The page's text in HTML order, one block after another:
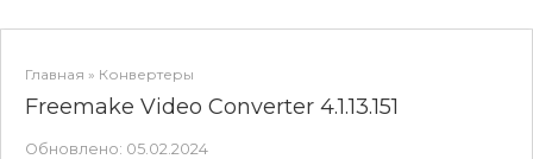
Главная » Конвертеры
Freemake Video Converter 4.1.13.151
Обновлено: 05.02.2024